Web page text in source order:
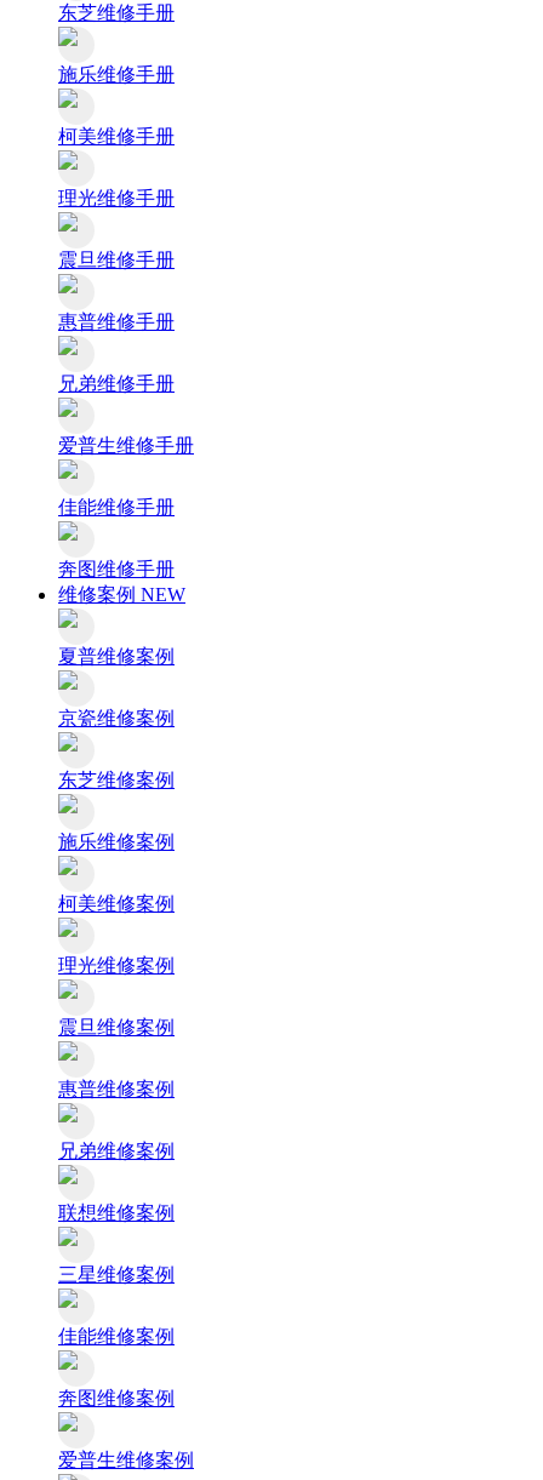
东芝维修手册
施乐维修手册
柯美维修手册
理光维修手册
震旦维修手册
惠普维修手册
兄弟维修手册
爱普生维修手册
佳能维修手册
奔图维修手册
维修案例 NEW
夏普维修案例
京瓷维修案例
东芝维修案例
施乐维修案例
柯美维修案例
理光维修案例
震旦维修案例
惠普维修案例
兄弟维修案例
联想维修案例
三星维修案例
佳能维修案例
奔图维修案例
爱普生维修案例